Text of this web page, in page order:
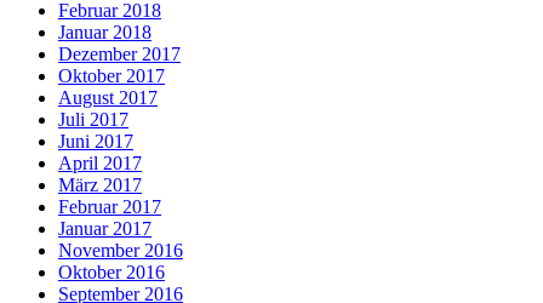
Februar 2018
Januar 2018
Dezember 2017
Oktober 2017
August 2017
Juli 2017
Juni 2017
April 2017
März 2017
Februar 2017
Januar 2017
November 2016
Oktober 2016
September 2016